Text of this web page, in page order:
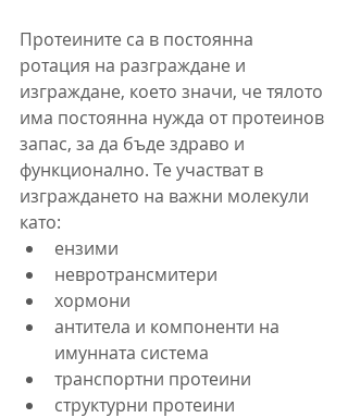
Протеините са в постоянна
ротация на разграждане и
изграждане, което значи, че тялото
има постоянна нужда от протеинов
запас, за да бъде здраво и
функционално. Те участват в
изграждането на важни молекули
като:
ензими
невротрансмитери
хормони
антитела и компоненти на
имунната система
транспортни протеини
структурни протеини